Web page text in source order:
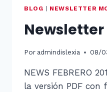
BLOG | NEWSLETTER
Newsletter
Por admindislexia 08/
NEWS FEBRERO
la versión PDF con